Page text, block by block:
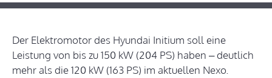
Der Elektromotor des Hyundai Initium soll eine
Leistung von bis zu 150 kW (204 PS) haben – deutlich
mehr als die 120 kW (163 PS) im aktuellen Nexo.